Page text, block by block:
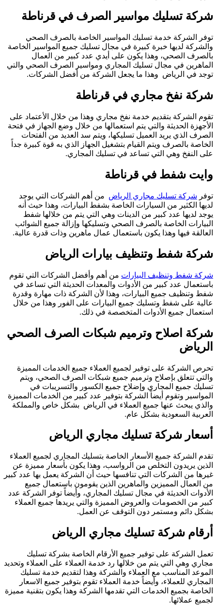
شركة تسليك مواسير الصرف في قرناطة
توفر الشركة خدمة تسليك المواسير الخاصة بالصرف الصحي
والشركة لديها خبرة كبيرة في مجال تسليك جميع المواسير الخاصة
بالصرف الصحي، وهذا يكون على أيدي عدد كبير من العمال
الماهرين في مجال تسليك المجاري ومواسير الصرف الصحي والتي
توجد في الرياض وهذا ما يجعل الشركة من أفضل الشركات.
شركة نفخ مجاري في قرناطة
تقوم الشركة بتقديم خدمة نفخ مجاري وهذا من خلال الأعتماد على
الأجهزة الحديثة والتي يتم استعمالها من خلال وضع الجهاز في فتحة
الصرف الذي يريد العميل تسليكها، ويتم سد العديد من الفتحات
الخاصة بالصرف ويتم القيام بتشغيل الجهاز الذي به قوة كبيرة جداً
على النفخ وهي التي تساعد في تسليك المجاري.
وايت شفط في قرناطة
توفر شركة تسليك مجاري الرياض من أهم الشركات التي يوجد
لديها الكثير من السيارات الخاصة بشفط البيارات، وهذا حيث أنه
يوجد لديها عدد كبير من الدينات وهي التي يتم من خلالها شفط
البيارات الخاصة بالصرف الصحي وتسليكها وإزالة جميع الشوائب
العالقة فيها وهذا يكون باستعمال عمال ماهرين وذات قدرة عالية.
شركة شفط وتنظيف بيارات الرياض
شركة شفط وتنظيف البيارات من أهم وأفضل الشركات التي تقوم
باستعمال عدد كبير من الأدوات والمعدات الحديثة التي تساعد في
شفط وتنظيف جميع البيارات، وهذا لأن الشركة ذات مهارة وقدرة
عالية على شفط وتسليك جميع البيارات على الفور وهذا من خلال
استعمال جميع الأدوات المتخصصة في ذلك.
شركة اصلاح وترميم شبكات الصرف الصحي
الرياض
تحرص الشركة على توفير لجميع العملاء جميع الخدمات المميزة
والتي تتعلق بإصلاح وترميم جميع شبكات الصرف الصحي، ويتم
تسليك جميع المجاري وإضلاح جميع الكسور والتسريبات في
المواسير وتقوم أيضاً الشركة بتوفير عدد كبير من الخدمات المميزة
والذي يبحث عنها جميع العملاء في الرياض بشكل خاص والمملكة
العربية السعودية بشكل عام.
أسعار شركة تسليك مجاري الرياض
تقدم الشركة جميع الأسعار الخاصة بتسليك المجاري لجميع العملاء
الذين يريدون التخلص من الرواسب، وهذا يكون بأسعار مميزة عن
غيرها من الشركات التي تنافسها حيث أن الشركة يعمل بها عدد كبير
من العمال المميزين والماهرين الذين يقومون باستعمال جميع
الأدوات الحديثة في مجال تسليك المجاري، وأيضاً توفر الشركة عدد
كبير من الخصومات والعروض المميزة والتي يريدها جميع العملاء
بشكل دائم ومستمر دون التوقف عن العمل.
أرقام شركة تسليك مجاري الرياض
تعمل الشركة على توفير جميع الأرقام الخاصة بشركة تسليك
مجاري وهي التي يتم من خلالها رد خدمة العملاء على العملاء وتحديد
الموعد المناسب مع العملاء والشركة وهذا لتقديم خدمة تسليك
المجاري للعملاء، وأيضاً خدمة العملاء تقوم بتوفير جميع الاسعار
الخاصة بجميع الخدمات التي تقدمها الشركة وهذا يكون بتقنية مميزة
لجميع عملائها.